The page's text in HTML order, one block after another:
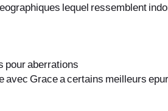
lequel ressemblent
pour aberrations
avec Grace a certains meilleurs